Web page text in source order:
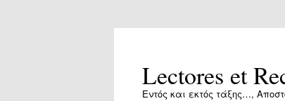
Lectores et
Εντός και εκτός τάξης…,